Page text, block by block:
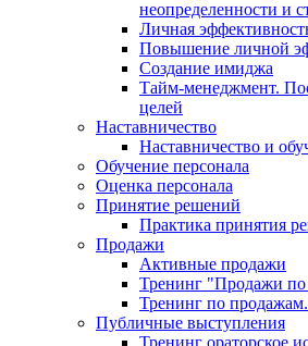
неопределенности и
Личная
Повышение личной
Создание имиджа
Тайм-менеджмент.
целей
Наставничество
Наставничество и
Обучение персонала
Оценка персонала
Принятие решений
Практика принятия
Продажи
Активные продажи
Тренинг "Продажи по
Тренинг по
Публичные выступления
Тренинг ораторское